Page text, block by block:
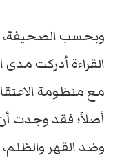
وبحسب الصحيفة،
القراءة أدركت
مع منظومة
أصلاً؛ فقد وجدت أن
وضد القهر